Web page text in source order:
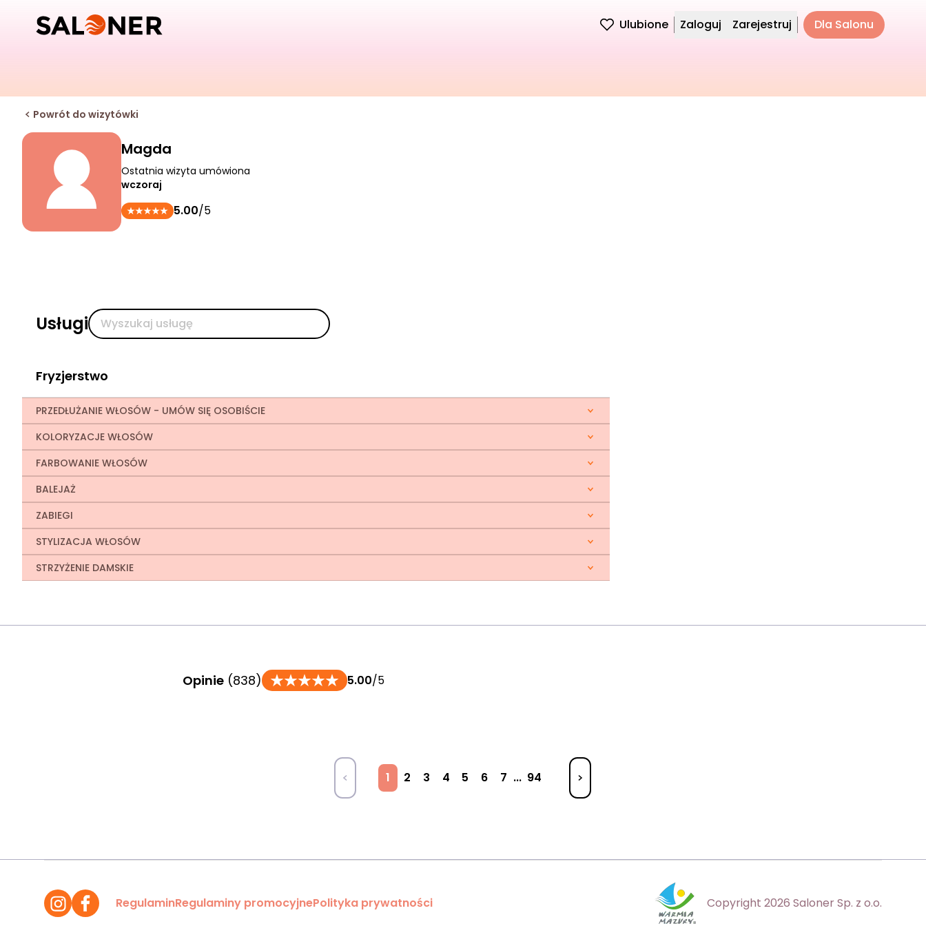
Ulubione Zaloguj Zarejestruj Dla Salonu
Powrót do wizytówki
Magda
Ostatnia wizyta umówiona
wczoraj
5.00/5
Usługi
Fryzjerstwo
PRZEDŁUŻANIE WŁOSÓW - UMÓW SIĘ OSOBIŚCIE
KOLORYZACJE WŁOSÓW
FARBOWANIE WŁOSÓW
BALEJAŻ
ZABIEGI
STYLIZACJA WŁOSÓW
STRZYŻENIE DAMSKIE
Opinie (838) 5.00/5
1 2 3 4 5 6 7 ... 94
RegulaminRegulaminy promocyjnePolityka prywatności Copyright 2026 Saloner Sp. z o.o.